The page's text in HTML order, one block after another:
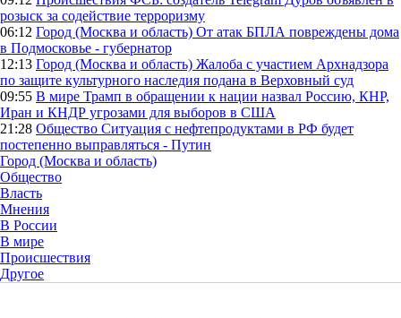
розыск за содействие терроризму
06:12 Город (Москва и область) От атак БПЛА повреждены дома
в Подмосковье - губернатор
12:13 Город (Москва и область) Жалоба с участием Архнадзора
по защите культурного наследия подана в Верховный суд
09:55 В мире Трамп в обращении к нации назвал Россию, КНР,
Иран и КНДР угрозами для выборов в США
21:28 Общество Ситуация с нефтепродуктами в РФ будет
постепенно выправляться - Путин
Город (Москва и область)
Общество
Власть
Мнения
В России
В мире
Происшествия
Другое